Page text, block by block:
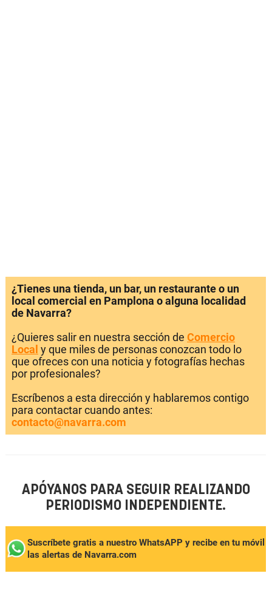
¿Tienes una tienda, un bar, un restaurante o un
local comercial en Pamplona o alguna localidad
de Navarra?
¿Quieres salir en nuestra sección de Comercio
Local y que miles de personas conozcan todo lo
que ofreces con una noticia y fotografías hechas
por profesionales?
Escríbenos a esta dirección y hablaremos contigo
para contactar cuando antes:
contacto@navarra.com
APÓYANOS PARA SEGUIR REALIZANDO
PERIODISMO INDEPENDIENTE.
Suscríbete gratis a nuestro WhatsAPP y recibe en tu móvil
las alertas de Navarra.com